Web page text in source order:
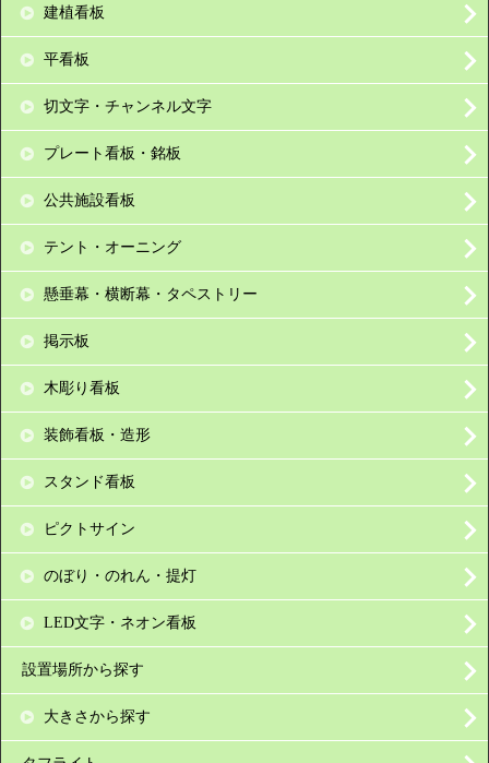
建植看板
平看板
切文字・チャンネル文字
プレート看板・銘板
公共施設看板
テント・オーニング
懸垂幕・横断幕・タペストリー
掲示板
木彫り看板
装飾看板・造形
スタンド看板
ピクトサイン
のぼり・のれん・提灯
LED文字・ネオン看板
設置場所から探す
大きさから探す